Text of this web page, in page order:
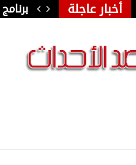
أخبار عاجلة
نجلاء…